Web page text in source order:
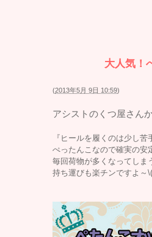
大人気！
(2013年5月 9日 10:59)
アシストのくつ屋さん
『ヒールを履くのは少し
ぺったんこなので確実の安
毎回荷物が多くなってしま
持ち運びも楽チンですよ～